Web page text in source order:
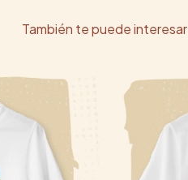
También te puede interesar